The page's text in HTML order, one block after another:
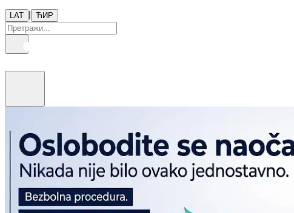
LAT | ЋИР